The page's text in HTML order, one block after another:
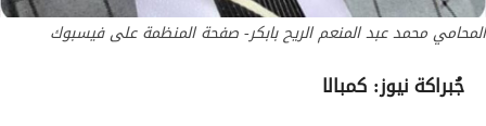
المحامي محمد عبد المنعم الريح بابكر- صفحة المنظمة على فيسبوك
جُبراكة نيوز: كمبالا